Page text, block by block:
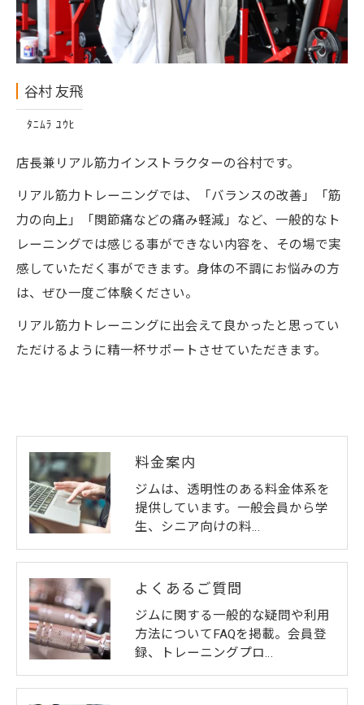
谷村 友飛
ﾀﾆﾑﾗ ﾕｳﾋ
店長兼リアル筋力インストラクターの谷村です。
リアル筋力トレーニングでは、「バランスの改善」「筋
力の向上」「関節痛などの痛み軽減」など、一般的なト
レーニングでは感じる事ができない内容を、その場で実
感していただく事ができます。身体の不調にお悩みの方
は、ぜひ一度ご体験ください。
リアル筋力トレーニングに出会えて良かったと思ってい
ただけるように精一杯サポートさせていただきます。
料金案内
ジムは、透明性のある料金体系を
提供しています。一般会員から学
生、シニア向けの料…
よくあるご質問
ジムに関する一般的な疑問や利用
方法についてFAQを掲載。会員登
録、トレーニングプロ…